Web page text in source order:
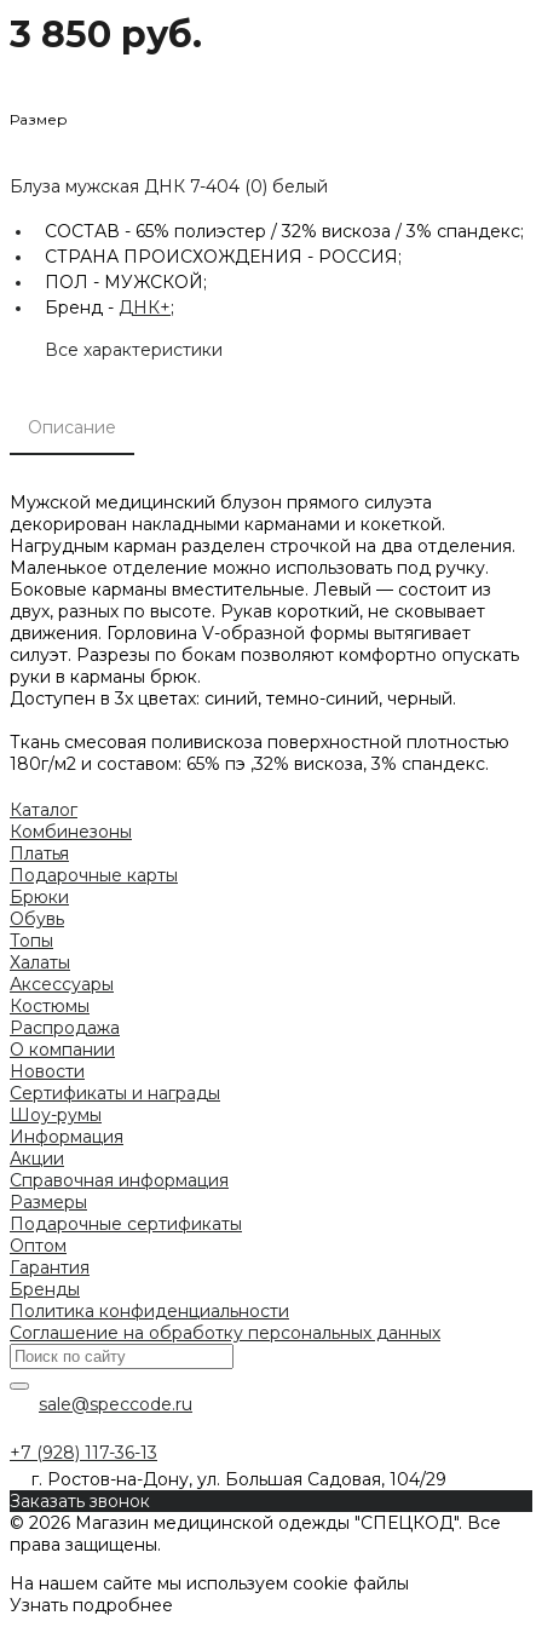
3 850 руб.
Размер
Блуза мужская ДНК 7-404 (0) белый
СОСТАВ - 65% полиэстер / 32% вискоза / 3% спандекс;
СТРАНА ПРОИСХОЖДЕНИЯ - РОССИЯ;
ПОЛ - МУЖСКОЙ;
Бренд - ДНК+;
Все характеристики
Описание
Мужской медицинский блузон прямого силуэта
декорирован накладными карманами и кокеткой.
Нагрудным карман разделен строчкой на два отделения.
Маленькое отделение можно использовать под ручку.
Боковые карманы вместительные. Левый — состоит из
двух, разных по высоте. Рукав короткий, не сковывает
движения. Горловина V-образной формы вытягивает
силуэт. Разрезы по бокам позволяют комфортно опускать
руки в карманы брюк.
Доступен в 3х цветах: синий, темно-синий, черный.
Ткань смесовая поливискоза поверхностной плотностью
180г/м2 и составом: 65% пэ ,32% вискоза, 3% спандекс.
Каталог
Комбинезоны
Платья
Подарочные карты
Брюки
Обувь
Топы
Халаты
Аксессуары
Костюмы
Распродажа
О компании
Новости
Сертификаты и награды
Шоу-румы
Информация
Акции
Справочная информация
Размеры
Подарочные сертификаты
Оптом
Гарантия
Бренды
Политика конфиденциальности
Соглашение на обработку персональных данных
sale@speccode.ru
+7 (928) 117-36-13
г. Ростов-на-Дону, ул. Большая Садовая, 104/29
Заказать звонок
© 2026 Магазин медицинской одежды "СПЕЦКОД". Все
права защищены.
На нашем сайте мы используем cookie файлы
Узнать подробнее